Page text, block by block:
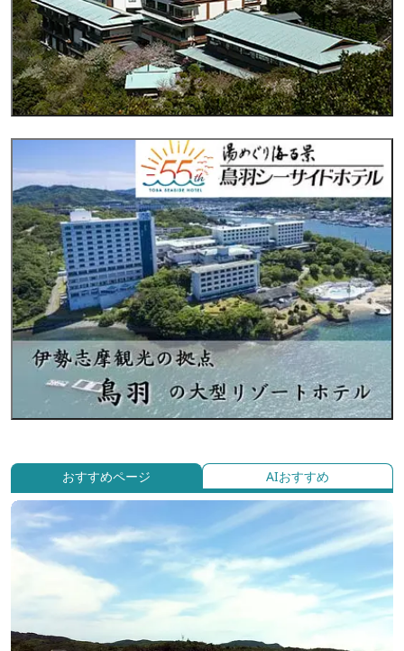
おすすめページ AIおすすめ